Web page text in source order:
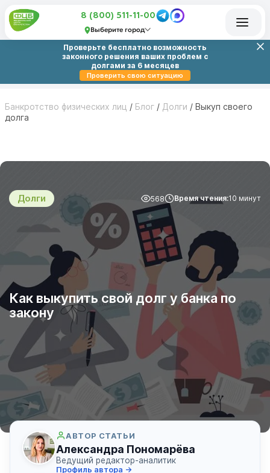
8 (800) 511-11-00
Выберите город
Проверьте бесплатно возможность
законного решения ваших проблем с
долгами за 6 месяцев
Проверить свою ситуацию
Банкротство физических лиц / Блог / Долги / Выкуп своего
долга
Долги 568 Время чтения:10 минут
Как выкупить свой долг у банка по
закону
АВТОР СТАТЬИ
Александра Пономарёва
Ведущий редактор-аналитик
Профиль автора →